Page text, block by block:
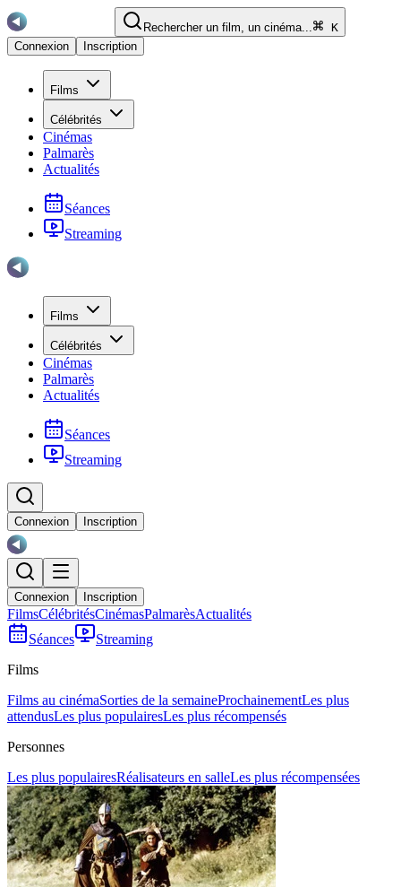
Rechercher un film, un cinéma...
K
Connexion
Inscription
Films
Célébrités
Cinémas
Palmarès
Actualités
Séances
Streaming
Films
Célébrités
Cinémas
Palmarès
Actualités
Séances
Streaming
Connexion Inscription
Connexion Inscription
FilmsCélébritésCinémasPalmarèsActualités
Séances
Streaming
Films
Films au cinémaSorties de la semaineProchainementLes plus
attendusLes plus populairesLes plus récompensés
Personnes
Les plus populairesRéalisateurs en salleLes plus récompensées